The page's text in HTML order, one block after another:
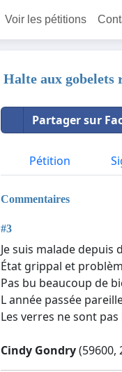
Voir les pétitions
Halte aux gobelets
Partager sur
Pétition
Commentaires
#3
Je suis malade depuis
État grippal et
Pas bu beaucoup de
L année passée
Les verres ne sont
Cindy Gondry(59600,